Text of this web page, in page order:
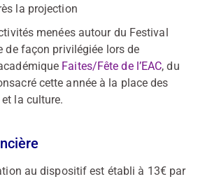
la projection
menées autour du Festival
de façon privilégiée lors de
Faites/Fête de l’EAC, du
cette année à la place des
la culture.
au dispositif est établi à 13€ par